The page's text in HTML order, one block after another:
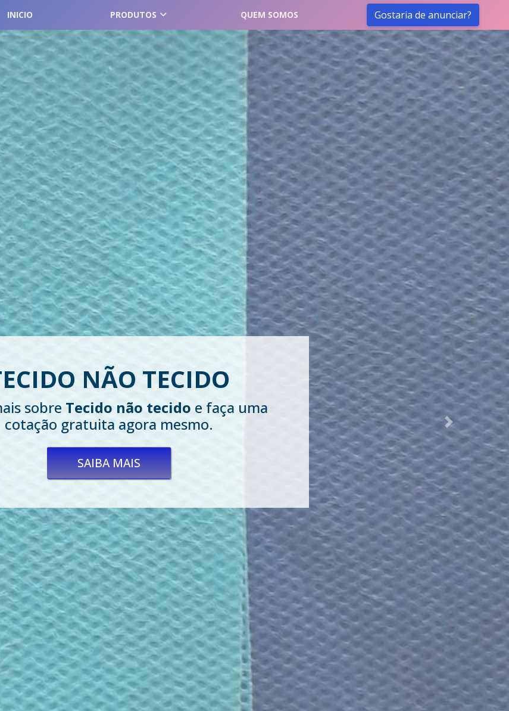
INICIO PRODUTOS QUEM SOMOS Gostaria de anunciar?
FOIL PARA TECIDO
sobreFoil para tecidoe faça uma
cotação gratuita agora mesmo.
SAIBA MAIS
Next